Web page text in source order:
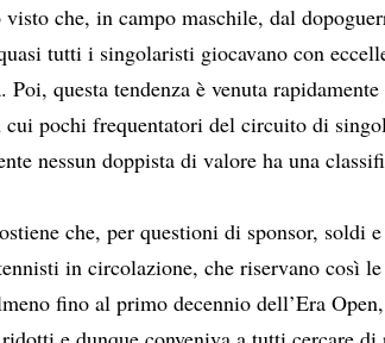
che, in campo maschile, dal
tutti i singolaristi giocavano con
Poi, questa tendenza è venuta
cui pochi frequentatori del circuito di
nessun doppista di valore ha una
che, per questioni di sponsor, soldi
in circolazione, che riservano così
fino al primo decennio dell’Era